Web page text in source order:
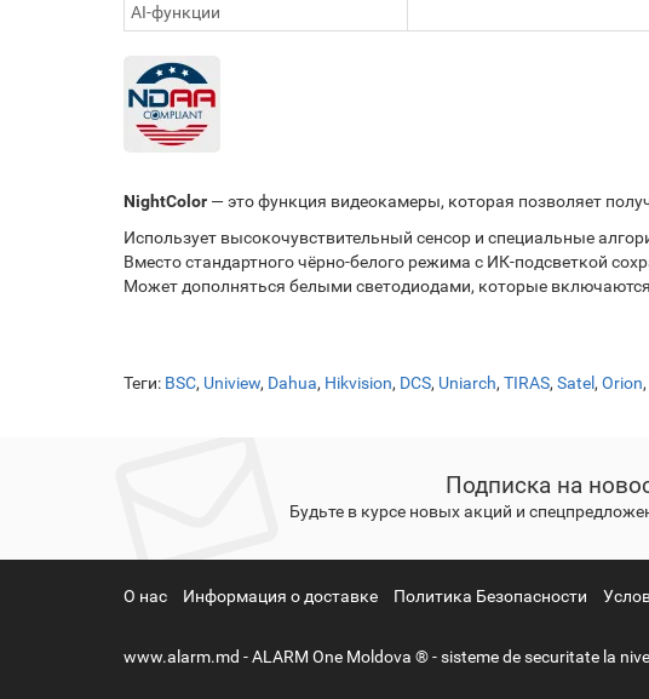
AI‑функции
NightColor — это функция видеокамеры, которая позволяет
Использует высокочувствительный сенсор и специальные
Вместо стандартного чёрно‑белого режима с ИК‑подсветкой
Может дополняться белыми светодиодами, которые
Теги: BSC, Uniview, Dahua, Hikvision, DCS, Uniarch, TIRAS, Satel, Orion,
Подписка на
Будьте в курсе новых акций и
О нас Информация о доставке Политика Безопасности
www.alarm.md - ALARM One Moldova ® - sisteme de securitate la